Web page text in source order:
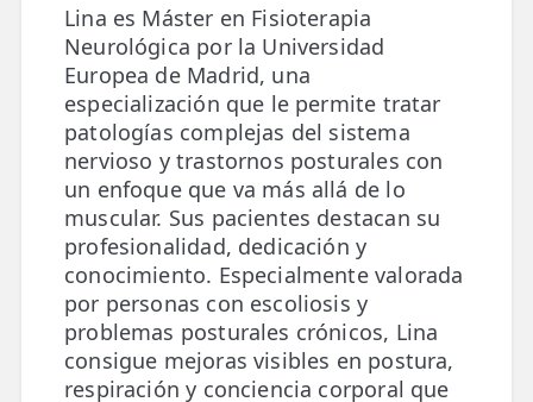
📧 Contacta
ESPECIALIDADES
🩻 Fisioterapia Traumatológica
😧 Fisioterapia ATM
🦴 Osteopatía
🫶 Suelo Pélvico
💆 Masajes Madrid
🏅 Fisioterapia Deportiva
Lina es Máster en Fisioterapia
Neurológica por la Universidad
Europea de Madrid, una
especialización que le permite tratar
patologías complejas del sistema
nervioso y trastornos posturales con
un enfoque que va más allá de lo
muscular. Sus pacientes destacan su
profesionalidad, dedicación y
conocimiento. Especialmente valorada
por personas con escoliosis y
problemas posturales crónicos, Lina
consigue mejoras visibles en postura,
respiración y conciencia corporal que